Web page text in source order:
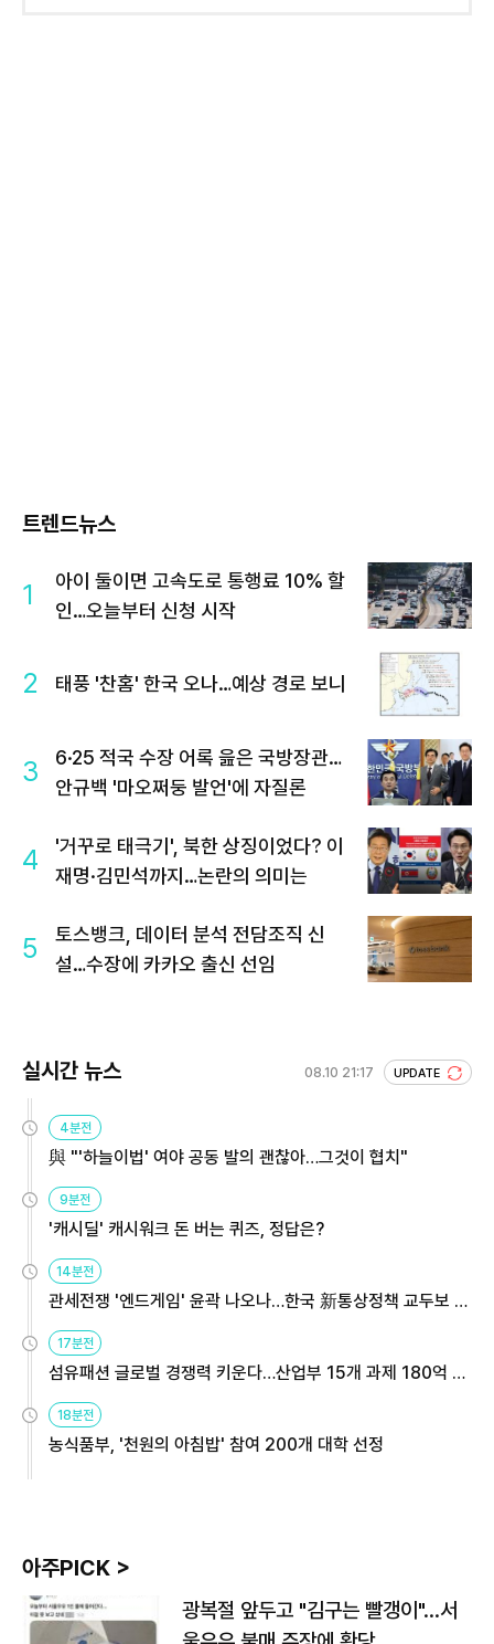
트렌드뉴스
1
아이 둘이면 고속도로 통행료 10% 할
인…오늘부터 신청 시작
2 태풍 '찬홈' 한국 오나…예상 경로 보니
3
6·25 적국 수장 어록 읊은 국방장관…
안규백 '마오쩌둥 발언'에 자질론
4
'거꾸로 태극기', 북한 상징이었다? 이
재명·김민석까지…논란의 의미는
5
토스뱅크, 데이터 분석 전담조직 신
설…수장에 카카오 출신 선임
실시간 뉴스 08.10 21:17 UPDATE
4분전
與 "'하늘이법' 여야 공동 발의 괜찮아…그것이 협치"
9분전
'캐시딜' 캐시워크 돈 버는 퀴즈, 정답은?
14분전
관세전쟁 '엔드게임' 윤곽 나오나…한국 新통상정책 교두보 활
17분전
섬유패션 글로벌 경쟁력 키운다…산업부 15개 과제 180억 지
18분전
농식품부, '천원의 아침밥' 참여 200개 대학 선정
아주PICK >
광복절 앞두고 "김구는 빨갱이"…서